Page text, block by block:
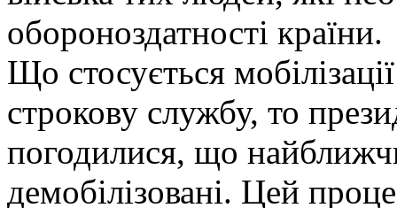
обороноздатності країни.
Що стосується
строкову службу, то
погодилися, що
демобілізовані. Цей